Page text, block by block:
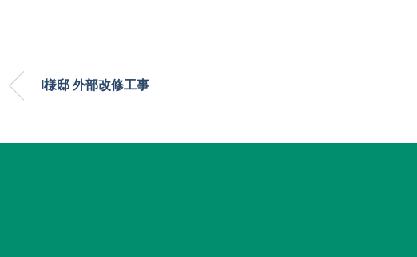
I様邸 外部改修工事